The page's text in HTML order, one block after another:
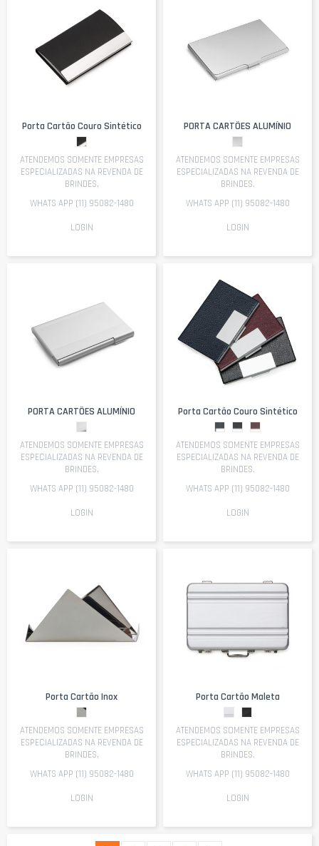
Porta Cartão Couro Sintético
ATENDEMOS SOMENTE EMPRESAS
ESPECIALIZADAS NA REVENDA DE
BRINDES.
WHATS APP (11) 95082-1480
LOGIN
PORTA CARTÕES ALUMÍNIO
ATENDEMOS SOMENTE EMPRESAS
ESPECIALIZADAS NA REVENDA DE
BRINDES.
WHATS APP (11) 95082-1480
LOGIN
PORTA CARTÕES ALUMÍNIO
ATENDEMOS SOMENTE EMPRESAS
ESPECIALIZADAS NA REVENDA DE
BRINDES.
WHATS APP (11) 95082-1480
LOGIN
Porta Cartão Couro Sintético
ATENDEMOS SOMENTE EMPRESAS
ESPECIALIZADAS NA REVENDA DE
BRINDES.
WHATS APP (11) 95082-1480
LOGIN
Porta Cartão Inox
ATENDEMOS SOMENTE EMPRESAS
ESPECIALIZADAS NA REVENDA DE
BRINDES.
WHATS APP (11) 95082-1480
LOGIN
Porta Cartão Maleta
ATENDEMOS SOMENTE EMPRESAS
ESPECIALIZADAS NA REVENDA DE
BRINDES.
WHATS APP (11) 95082-1480
LOGIN